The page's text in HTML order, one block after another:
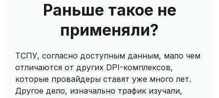
Раньше такое не
применяли?
ТСПУ, согласно доступным данным, мало чем
отличаются от других DPI-комплексов,
которые провайдеры ставят уже много лет.
Другое дело, изначально трафик изучали,